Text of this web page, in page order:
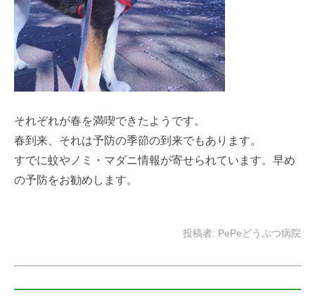
それぞれが春を満喫できたようです。
春到来、それは予防の季節の到来でもあります。
すでに蚊やノミ・マダニ情報が寄せられています。早め
の予防をお勧めします。
投稿者: PePeどうぶつ病院